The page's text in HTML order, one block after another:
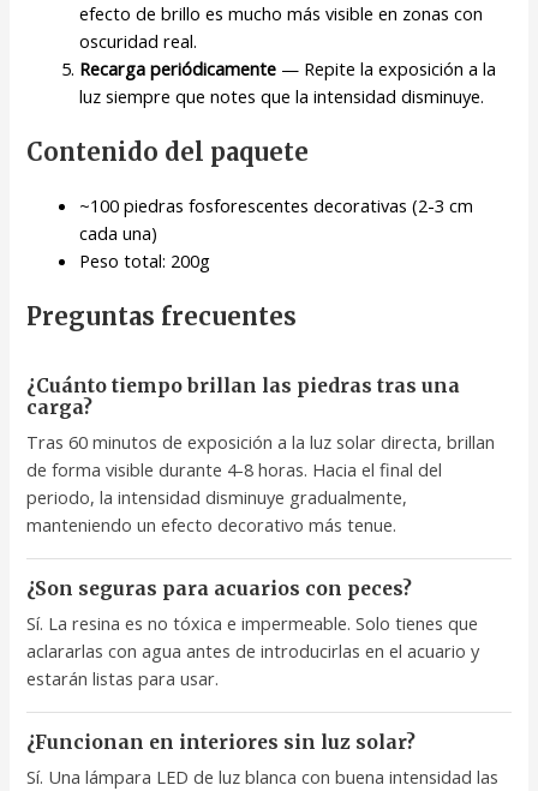
efecto de brillo es mucho más visible en zonas con
oscuridad real.
Recarga periódicamente — Repite la exposición a la
luz siempre que notes que la intensidad disminuye.
Contenido del paquete
~100 piedras fosforescentes decorativas (2-3 cm
cada una)
Peso total: 200g
Preguntas frecuentes
¿Cuánto tiempo brillan las piedras tras una
carga?
Tras 60 minutos de exposición a la luz solar directa, brillan
de forma visible durante 4-8 horas. Hacia el final del
periodo, la intensidad disminuye gradualmente,
manteniendo un efecto decorativo más tenue.
¿Son seguras para acuarios con peces?
Sí. La resina es no tóxica e impermeable. Solo tienes que
aclararlas con agua antes de introducirlas en el acuario y
estarán listas para usar.
¿Funcionan en interiores sin luz solar?
Sí. Una lámpara LED de luz blanca con buena intensidad las